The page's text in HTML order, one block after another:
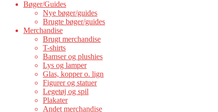
Bøger/Guides
Nye bøger/guides
Brugte bøger/guides
Merchandise
Brugt merchandise
T-shirts
Bamser og plushies
Lys og lamper
Glas, kopper o. lign
Figurer og statuer
Legetøj og spil
Plakater
Andet merchandise